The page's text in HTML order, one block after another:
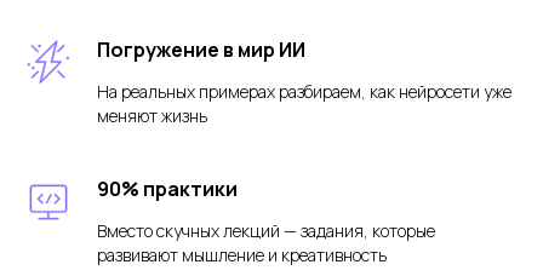
Погружение в мир ИИ
На реальных примерах разбираем, как нейросети уже
меняют жизнь
90% практики
Вместо скучных лекций — задания, которые
развивают мышление и креативность
Оставить заявку
Нажимая на кнопку, вы даетесогласиена обработку
своих персональных данных